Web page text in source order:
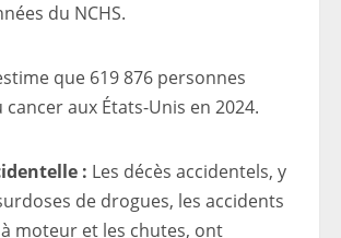
du NCHS.
que 619 876 personnes
aux États-Unis en 2024.
: Les décès accidentels, y
de drogues, les accidents
moteur et les chutes, ont